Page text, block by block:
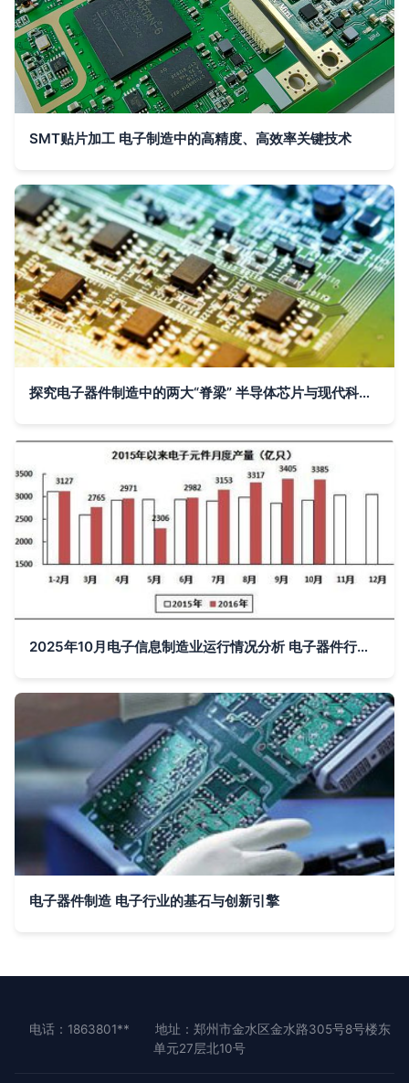
SMT贴片加工 电子制造中的高精度、高效率关键技术
探究电子器件制造中的两大“脊梁” 半导体芯片与现代科技硬件核心素养
2025年10月电子信息制造业运行情况分析 电子器件行业生产平稳增长
电子器件制造 电子行业的基石与创新引擎
电话：1863801**
地址：郑州市金水区金水路305号8号楼东
单元27层北10号